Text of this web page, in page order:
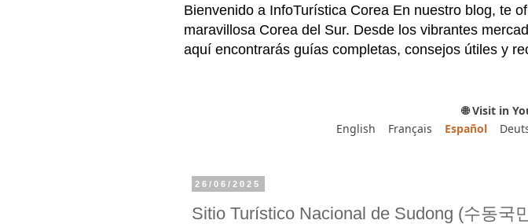
Bienvenido a InfoTurística Corea En nuestro blog, te
maravillosa Corea del Sur. Desde los vibrantes
aquí encontrarás guías completas, consejos útiles y
🌐 Visit in
English
Français Español
26/06/2025
Sitio Turístico Nacional de Sudong (수동국